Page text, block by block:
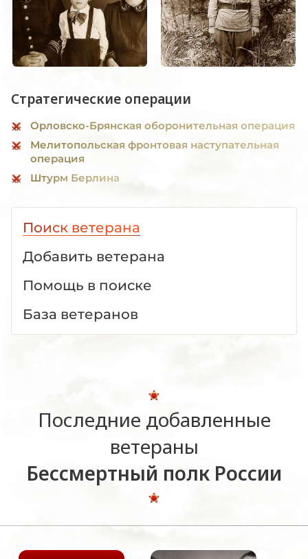
Стратегические операции
Орловско-Брянская оборонительная операция
Мелитопольская фронтовая наступательная
операция
Штурм Берлина
Поиск ветерана
Добавить ветерана
Помощь в поиске
База ветеранов
Последние добавленные
ветераны
Бессмертный полк России